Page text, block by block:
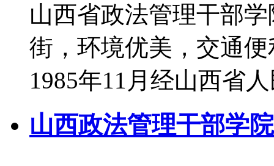
山西省政法管理干部
街，环境优美，交通
1985年11月经山西省
山西政法管理干部学